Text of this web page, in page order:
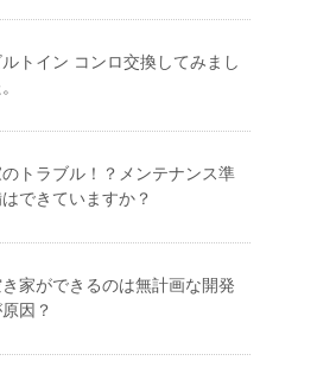
ルトイン コンロ交換してみまし
トラブル！？メンテナンス準
できていますか？
き家ができるのは無計画な開発
因？